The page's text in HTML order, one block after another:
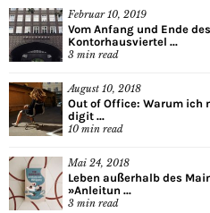
Februar 10, 2019
Vom Anfang und Ende
Kontorhausviertel ...
3 min read
August 10, 2018
Out of Office: Warum ich
digit ...
10 min read
Mai 24, 2018
Leben außerhalb des
»Anleitun ...
3 min read